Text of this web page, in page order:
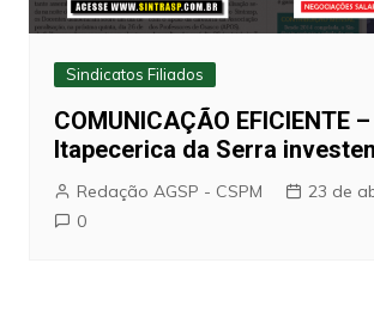
Sindicatos Filiados
COMUNICAÇÃO EFICIENTE
Itapecerica da Serra
Redação AGSP - CSPM
23 de
0